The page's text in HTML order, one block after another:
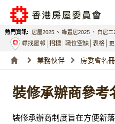
熱門資訊: 居屋2025 、 綠置居2025 、 白居二
尋找屋邨 招標 職位空缺 表格
業務伙伴 房委會名
裝修承辦商參考
裝修承辦商制度旨在方便新